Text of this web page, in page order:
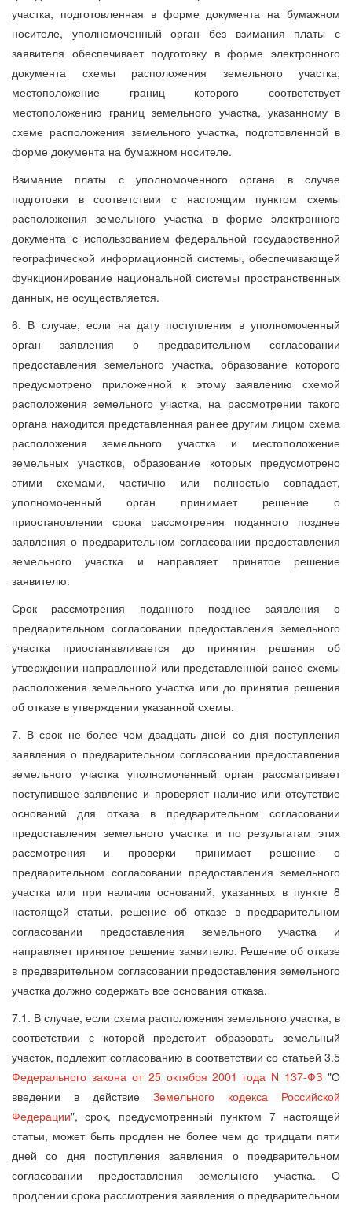
участка, подготовленная в форме документа на бумажном
носителе, уполномоченный орган без взимания платы с
заявителя обеспечивает подготовку в форме электронного
документа схемы расположения земельного участка,
местоположение границ которого соответствует
местоположению границ земельного участка, указанному в
схеме расположения земельного участка, подготовленной в
форме документа на бумажном носителе.
Взимание платы с уполномоченного органа в случае
подготовки в соответствии с настоящим пунктом схемы
расположения земельного участка в форме электронного
документа с использованием федеральной государственной
географической информационной системы, обеспечивающей
функционирование национальной системы пространственных
данных, не осуществляется.
6. В случае, если на дату поступления в уполномоченный
орган заявления о предварительном согласовании
предоставления земельного участка, образование которого
предусмотрено приложенной к этому заявлению схемой
расположения земельного участка, на рассмотрении такого
органа находится представленная ранее другим лицом схема
расположения земельного участка и местоположение
земельных участков, образование которых предусмотрено
этими схемами, частично или полностью совпадает,
уполномоченный орган принимает решение о
приостановлении срока рассмотрения поданного позднее
заявления о предварительном согласовании предоставления
земельного участка и направляет принятое решение
заявителю.
Срок рассмотрения поданного позднее заявления о
предварительном согласовании предоставления земельного
участка приостанавливается до принятия решения об
утверждении направленной или представленной ранее схемы
расположения земельного участка или до принятия решения
об отказе в утверждении указанной схемы.
7. В срок не более чем двадцать дней со дня поступления
заявления о предварительном согласовании предоставления
земельного участка уполномоченный орган рассматривает
поступившее заявление и проверяет наличие или отсутствие
оснований для отказа в предварительном согласовании
предоставления земельного участка и по результатам этих
рассмотрения и проверки принимает решение о
предварительном согласовании предоставления земельного
участка или при наличии оснований, указанных в пункте 8
настоящей статьи, решение об отказе в предварительном
согласовании предоставления земельного участка и
направляет принятое решение заявителю. Решение об отказе
в предварительном согласовании предоставления земельного
участка должно содержать все основания отказа.
7.1. В случае, если схема расположения земельного участка, в
соответствии с которой предстоит образовать земельный
участок, подлежит согласованию в соответствии со статьей 3.5
Федерального закона от 25 октября 2001 года N 137-ФЗ "О
введении в действие Земельного кодекса Российской
Федерации", срок, предусмотренный пунктом 7 настоящей
статьи, может быть продлен не более чем до тридцати пяти
дней со дня поступления заявления о предварительном
согласовании предоставления земельного участка. О
продлении срока рассмотрения заявления о предварительном